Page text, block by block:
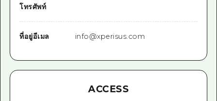
โทรศัพท์
ที่อยู่อีเมล info@xperisus.com
ACCESS